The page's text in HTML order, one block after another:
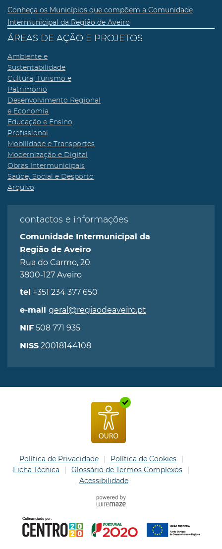
Conheça os Municípios que compõem a Comunidade
Intermunicipal da Região de Aveiro
ÁREAS DE AÇÃO E PROJETOS
Ambiente e
Sustentabilidade
Cultura, Turismo e
Património
Desenvolvimento Regional
e Economia
Educação e Ensino
Profissional
Mobilidade e Transportes
Modernização e Digital
Obras Intermunicipais
Saúde, Social e Desporto
Arquivo
contactos e informações
Comunidade Intermunicipal da
Região de Aveiro
Rua do Carmo, 20
3800-127 Aveiro
tel +351 234 377 650
e-mail geral@regiaodeaveiro.pt
NIF 508 771 935
NISS 20018144108
Política de Privacidade
Política de Cookies
Ficha Técnica
Glossário de Termos Complexos
Acessibilidade